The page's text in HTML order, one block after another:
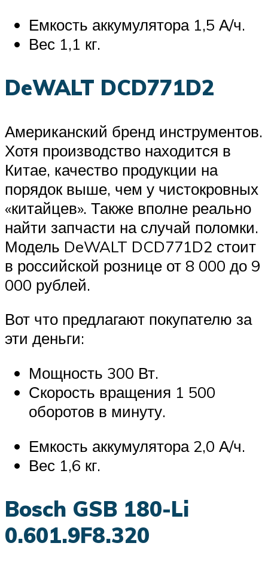
Емкость аккумулятора 1,5 А/ч.
Вес 1,1 кг.
DeWALT DCD771D2
Американский бренд инструментов.
Хотя производство находится в
Китае, качество продукции на
порядок выше, чем у чистокровных
«китайцев». Также вполне реально
найти запчасти на случай поломки.
Модель DeWALT DCD771D2 стоит
в российской рознице от 8 000 до 9
000 рублей.
Вот что предлагают покупателю за
эти деньги:
Мощность 300 Вт.
Скорость вращения 1 500
оборотов в минуту.
Емкость аккумулятора 2,0 А/ч.
Вес 1,6 кг.
Bosch GSB 180-Li
0.601.9F8.320